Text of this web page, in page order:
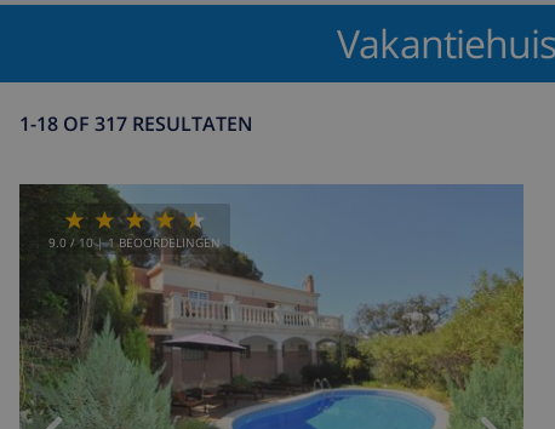
1-18 OF 317 RESULTATEN
9.0 / 10 |1 BEOORDELINGEN